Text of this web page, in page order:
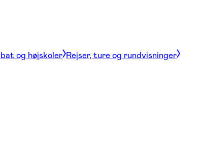
og højskoler Rejser, ture og rundvisninger